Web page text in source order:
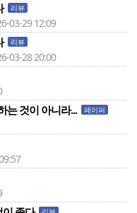
리뷰
03-29 12:09
리뷰
03-28 20:00
는 것이 아니라... 페이퍼